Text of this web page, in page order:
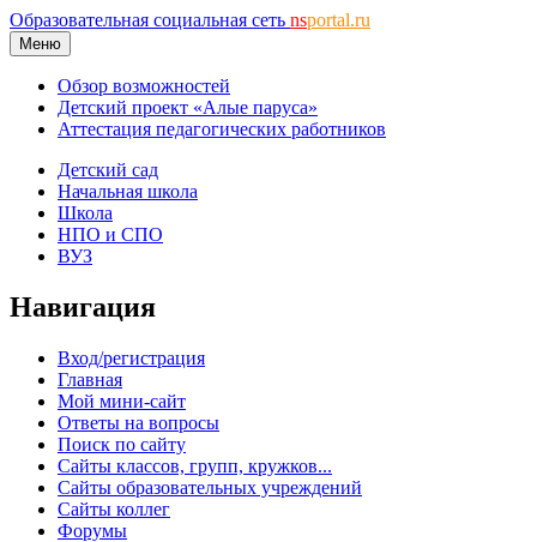
Образовательная социальная сеть nsportal.ru
Меню
Обзор возможностей
Детский проект «Алые паруса»
Аттестация педагогических работников
Детский сад
Начальная школа
Школа
НПО и СПО
ВУЗ
Навигация
Вход/регистрация
Главная
Мой мини-сайт
Ответы на вопросы
Поиск по сайту
Сайты классов, групп, кружков...
Сайты образовательных учреждений
Сайты коллег
Форумы